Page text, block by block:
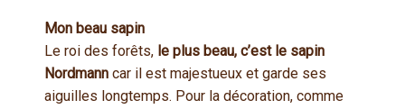
Mon beau sapin
Le roi des forêts, le plus beau, c’est le sapin
Nordmann car il est majestueux et garde ses
aiguilles longtemps. Pour la décoration, comme